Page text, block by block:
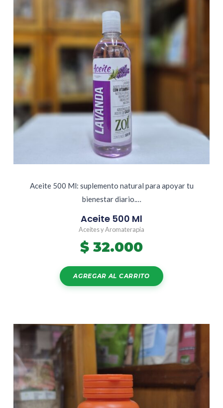
Aceite 500 Ml: suplemento natural para apoyar tu
bienestar diario.…
Aceite 500 Ml
Aceites y Aromaterapia
$ 32.000
AGREGAR AL CARRITO